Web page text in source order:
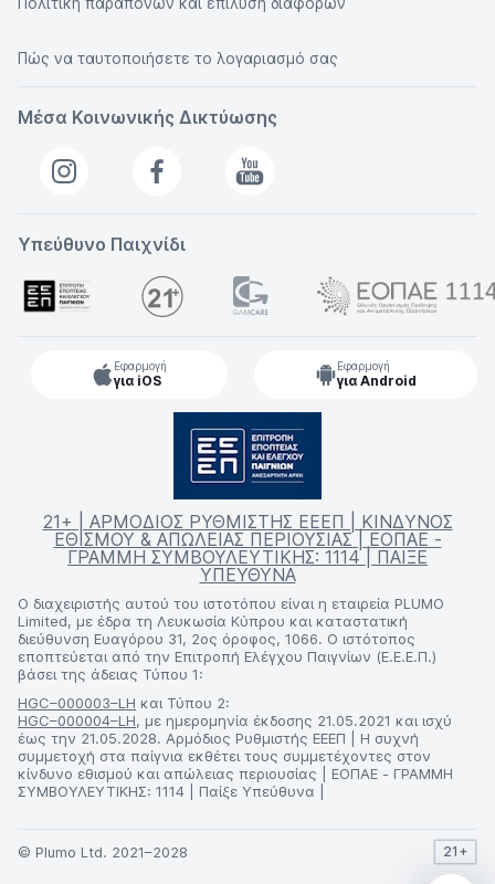
Πώς να ταυτοποιήσετε το λογαριασμό σας
Μέσα Κοινωνικής Δικτύωσης
Υπεύθυνο Παιχνίδι
Εφαρμογή
για iOS
Εφαρμογή
για Android
21+ | ΑΡΜΟΔΙΟΣ ΡΥΘΜΙΣΤΗΣ ΕΕΕΠ | ΚΙΝΔΥΝΟΣ
ΕΘΙΣΜΟΥ & ΑΠΩΛΕΙΑΣ ΠΕΡΙΟΥΣΙΑΣ | ΕΟΠΑΕ -
ΓΡΑΜΜΗ ΣΥΜΒΟΥΛΕΥΤΙΚΗΣ: 1114 | ΠΑΙΞΕ
ΥΠΕΥΘΥΝΑ
Ο διαχειριστής αυτού του ιστοτόπου είναι η εταιρεία PLUMO
Limited, με έδρα τη Λευκωσία Κύπρου και καταστατική
διεύθυνση Ευαγόρου 31, 2ος όροφος, 1066. Ο ιστότοπος
εποπτεύεται από την Επιτροπή Ελέγχου Παιγνίων (Ε.Ε.Ε.Π.)
βάσει της άδειας Τύπου 1:
HGC–000003–LH και Τύπου 2:
HGC–000004–LH, με ημερομηνία έκδοσης 21.05.2021 και ισχύ
έως την 21.05.2028. Αρμόδιος Ρυθμιστής ΕΕΕΠ | Η συχνή
συμμετοχή στα παίγνια εκθέτει τους συμμετέχοντες στον
κίνδυνο εθισμού και απώλειας περιουσίας | ΕΟΠΑΕ - ΓΡΑΜΜΗ
ΣΥΜΒΟΥΛΕΥΤΙΚΗΣ: 1114 | Παίξε Υπεύθυνα |
© Plumo Ltd. 2021–2028 21+